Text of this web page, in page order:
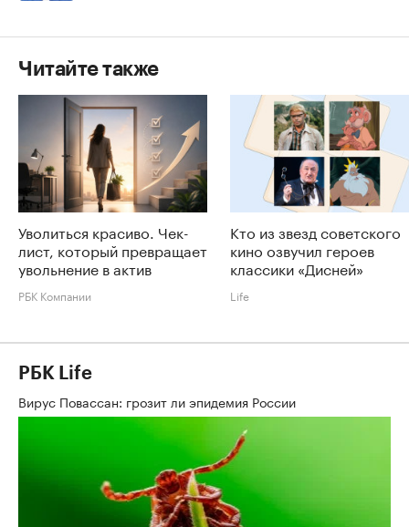
Читайте также
Уволиться красиво. Чек-
лист, который превращает
увольнение в актив
РБК Компании
Кто из звезд советского
кино озвучил героев
классики «Дисней»
Life
РБК Life
Вирус Повассан: грозит ли эпидемия России